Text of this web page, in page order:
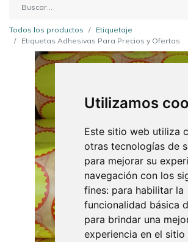
Utilizamos
Este sitio web utiliza
otras tecnologías de
para mejorar su
navegación con los
fines: para habilitar la
funcionalidad básica
para brindar una
experiencia en el sitio
Todos los productos
Etiquetaje
Etiquetas Adhesivas Para Precios y Ofertas